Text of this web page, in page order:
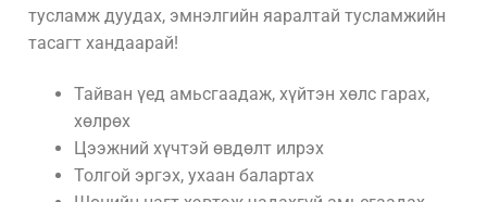
тусламж дуудах, эмнэлгийн яаралтай тусламжийн
тасагт хандаарай!
Тайван үед амьсгаадаж, хүйтэн хөлс гарах,
хөлрөх
Цээжний хүчтэй өвдөлт илрэх
Толгой эргэх, ухаан балартах